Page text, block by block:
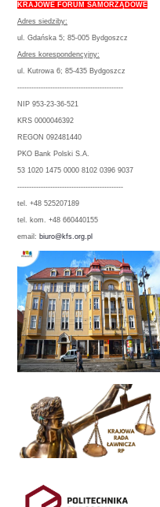
KRAJOWE FORUM SAMORZĄDOWE
Adres siedziby:
ul. Gdańska 5; 85-005 Bydgoszcz
Adres korespondencyjny:
ul. Kutrowa 6; 85-435 Bydgoszcz
---------------------------------------------
NIP 953-23-36-521
KRS 0000046392
REGON 092481440
PKO Bank Polski S.A.
53 1020 1475 0000 8102 0396 9037
---------------------------------------------
tel. +48 525207189
tel. kom. +48 660440155
email: biuro@kfs.org.pl